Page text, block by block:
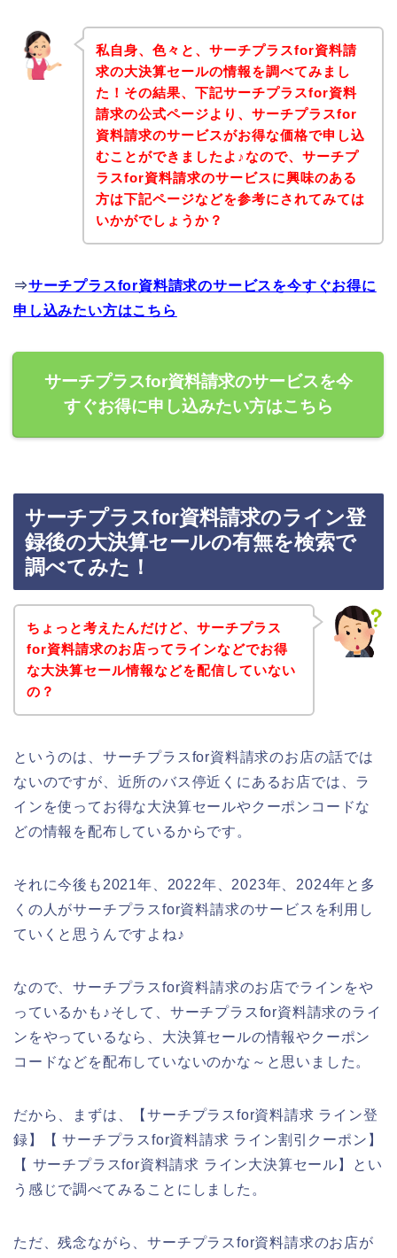
私自身、色々と、サーチプラスfor資料請
求の大決算セールの情報を調べてみまし
た！その結果、下記サーチプラスfor資料
請求の公式ページより、サーチプラスfor
資料請求のサービスがお得な価格で申し込
むことができましたよ♪なので、サーチプ
ラスfor資料請求のサービスに興味のある
方は下記ページなどを参考にされてみては
いかがでしょうか？
⇒サーチプラスfor資料請求のサービスを今すぐお得に
申し込みたい方はこちら
サーチプラスfor資料請求のサービスを今
すぐお得に申し込みたい方はこちら
サーチプラスfor資料請求のライン登
録後の大決算セールの有無を検索で
調べてみた！
ちょっと考えたんだけど、サーチプラス
for資料請求のお店ってラインなどでお得
な大決算セール情報などを配信していない
の？
というのは、サーチプラスfor資料請求のお店の話では
ないのですが、近所のバス停近くにあるお店では、ラ
インを使ってお得な大決算セールやクーポンコードな
どの情報を配布しているからです。
それに今後も2021年、2022年、2023年、2024年と多
くの人がサーチプラスfor資料請求のサービスを利用し
ていくと思うんですよね♪
なので、サーチプラスfor資料請求のお店でラインをや
っているかも♪そして、サーチプラスfor資料請求のライ
ンをやっているなら、大決算セールの情報やクーポン
コードなどを配布していないのかな～と思いました。
だから、まずは、【サーチプラスfor資料請求 ライン登
録】【 サーチプラスfor資料請求 ライン割引クーポン】
【 サーチプラスfor資料請求 ライン大決算セール】とい
う感じで調べてみることにしました。
ただ、残念ながら、サーチプラスfor資料請求のお店が